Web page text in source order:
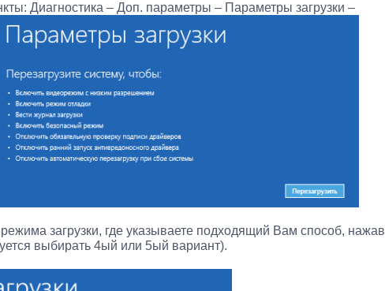
Диагностика – Доп. параметры – Параметры загрузки –
загрузки, где указываете подходящий Вам способ, нажав
выбирать 4ый или 5ый вариант).